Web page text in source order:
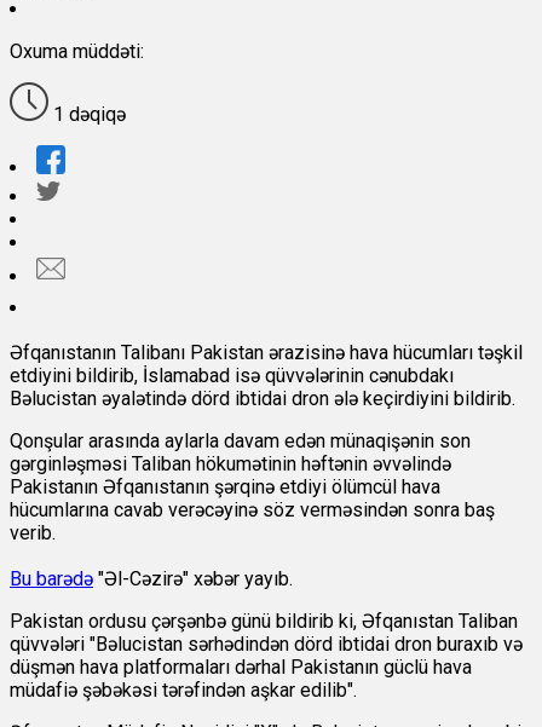
Oxuma müddəti:
1 dəqiqə
Əfqanıstanın Talibanı Pakistan ərazisinə hava hücumları təşkil
etdiyini bildirib, İslamabad isə qüvvələrinin cənubdakı
Bəlucistan əyalətində dörd ibtidai dron ələ keçirdiyini bildirib.
Qonşular arasında aylarla davam edən münaqişənin son
gərginləşməsi Taliban hökumətinin həftənin əvvəlində
Pakistanın Əfqanıstanın şərqinə etdiyi ölümcül hava
hücumlarına cavab verəcəyinə söz verməsindən sonra baş
verib.
Bu barədə "Əl-Cəzirə" xəbər yayıb.
Pakistan ordusu çərşənbə günü bildirib ki, Əfqanıstan Taliban
qüvvələri "Bəlucistan sərhədindən dörd ibtidai dron buraxıb və
düşmən hava platformaları dərhal Pakistanın güclü hava
müdafiə şəbəkəsi tərəfindən aşkar edilib".